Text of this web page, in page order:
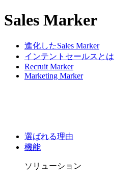
Sales Marker
進化したSales Marker
インテントセールスとは
Recruit Marker
Marketing Marker
選ばれる理由
機能
ソリューション